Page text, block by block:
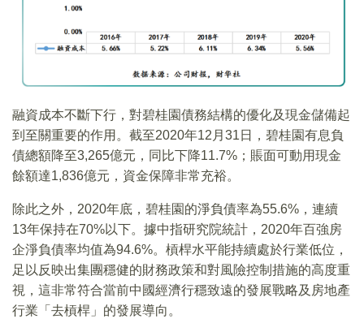
融資成本不斷下行，對碧桂園債務結構的優化及現金儲備起
到至關重要的作用。截至2020年12月31日，碧桂園有息負
債總額降至3,265億元，同比下降11.7%；賬面可動用現金
餘額達1,836億元，資金保障非常充裕。
除此之外，2020年底，碧桂園的淨負債率為55.6%，連續
13年保持在70%以下。據中指研究院統計，2020年百強房
企淨負債率均值為94.6%。槓桿水平能持續處於行業低位，
足以反映出集團穩健的財務政策和對風險控制措施的高度重
視，這非常符合當前中國經濟行穩致遠的發展戰略及房地產
行業「去槓桿」的發展導向。